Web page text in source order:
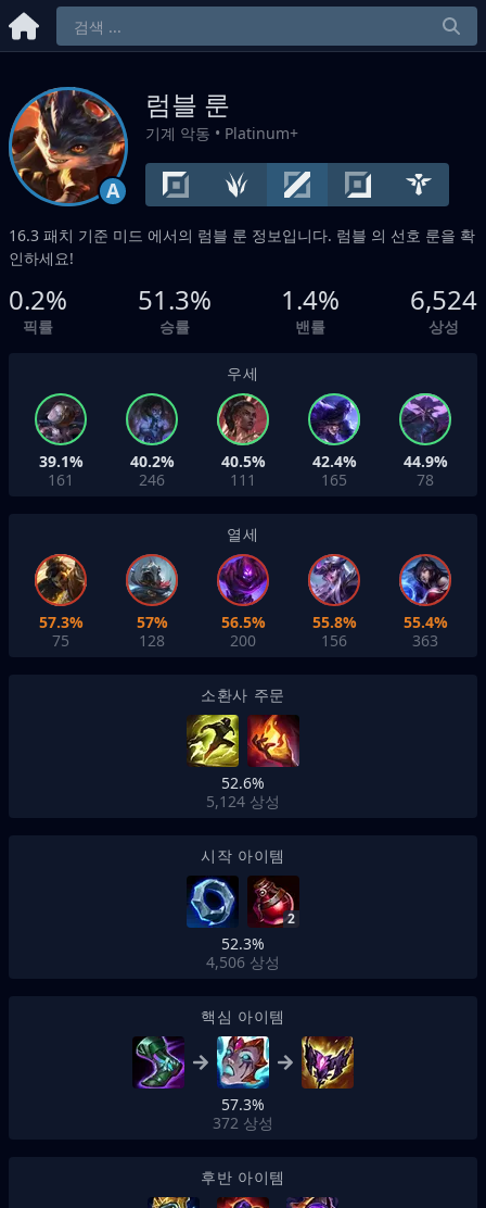
A
럼블 룬
기계 악동 • Platinum+
16.3 패치 기준 미드 에서의 럼블 룬 정보입니다. 럼블 의 선호 룬을 확
인하세요!
0.2%
픽률
51.3%
승률
1.4%
밴률
6,524
상성
우세
39.1%
161
40.2%
246
40.5%
111
42.4%
165
44.9%
78
열세
57.3%
75
57%
128
56.5%
200
55.8%
156
55.4%
363
소환사 주문
52.6%
5,124 상성
시작 아이템
2
52.3%
4,506 상성
핵심 아이템
57.3%
372 상성
후반 아이템